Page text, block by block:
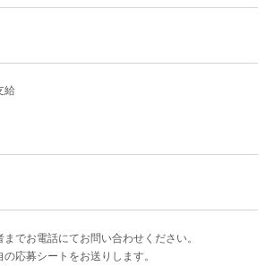
給
でお電話にてお問い合わせください。
応募シートをお送りします。